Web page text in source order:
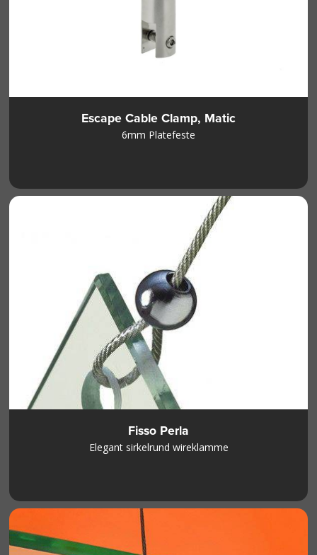
Escape Cable Clamp, Matic
6mm Platefeste
Fisso Perla
Elegant sirkelrund wireklamme